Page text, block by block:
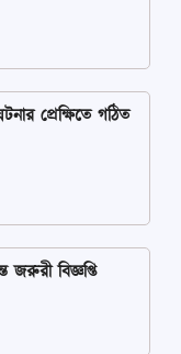
প্রেক্ষিতে গঠিত
জরুরী বিজ্ঞপ্তি